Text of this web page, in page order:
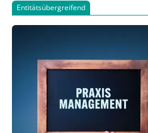
Entitätsübergreifend